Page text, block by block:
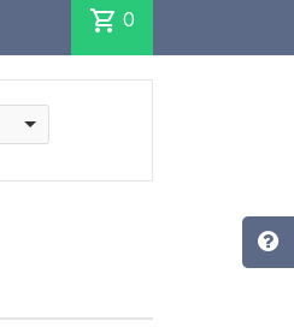
shopping_cart 0